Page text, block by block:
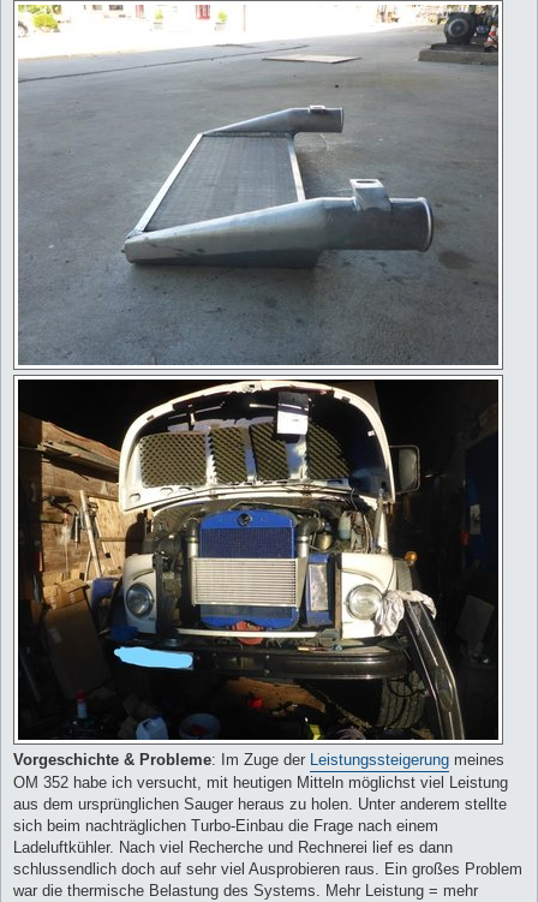
Vorgeschichte & Probleme: Im Zuge der Leistungssteigerung meines
OM 352 habe ich versucht, mit heutigen Mitteln möglichst viel Leistung
aus dem ursprünglichen Sauger heraus zu holen. Unter anderem stellte
sich beim nachträglichen Turbo-Einbau die Frage nach einem
Ladeluftkühler. Nach viel Recherche und Rechnerei lief es dann
schlussendlich doch auf sehr viel Ausprobieren raus. Ein großes Problem
war die thermische Belastung des Systems. Mehr Leistung = mehr